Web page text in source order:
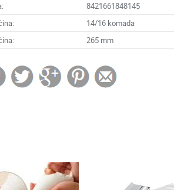
8421661848145
14/16 komada
265 mm